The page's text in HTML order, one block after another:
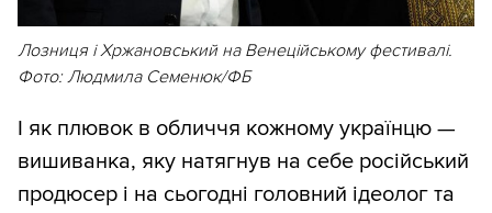
Лозниця і Хржановський на Венеційському фестивалі.
Фото: Людмила Семенюк/ФБ
І як плювок в обличчя кожному українцю —
вишиванка, яку натягнув на себе російський
продюсер і на сьогодні головний ідеолог та